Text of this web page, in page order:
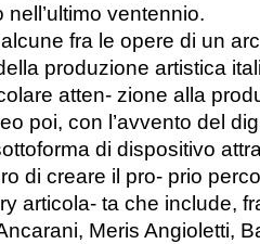
ventennio.
fra le opere di un
produzione artistica
atten- zione alla
poi, con l’avvento del
di dispositivo
di creare il pro- prio
articola- ta che include,
Meris Angioletti,